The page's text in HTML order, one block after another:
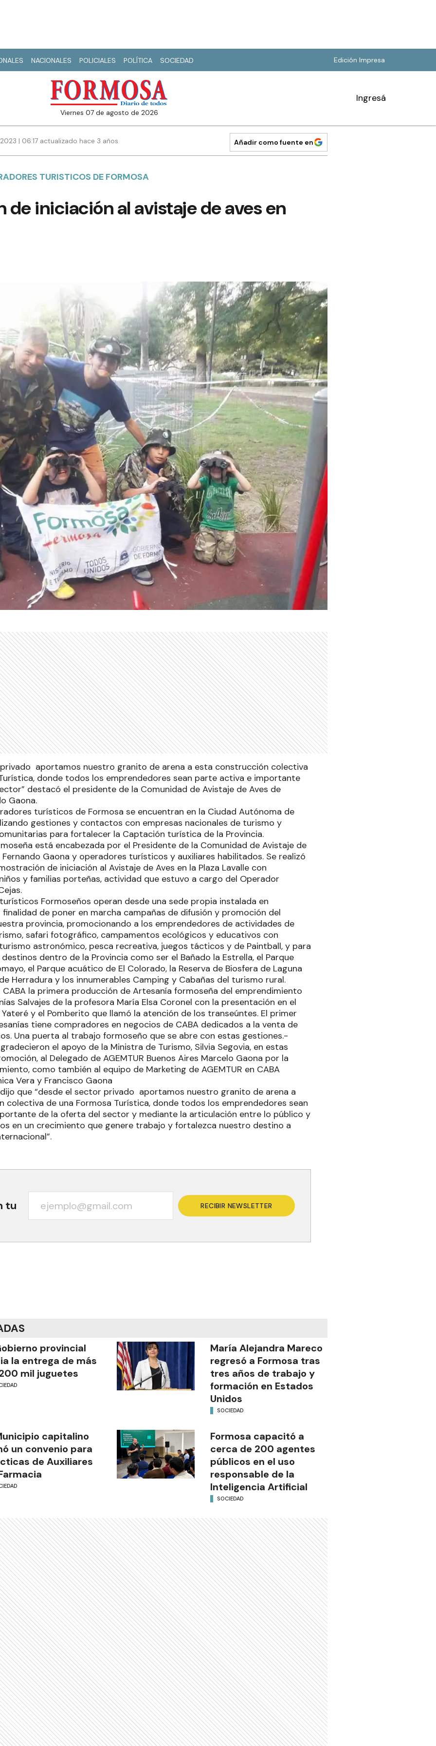
NACIONALES POLICIALES POLÍTICA SOCIEDAD Edición Impresa
viernes 07 de agosto de 2026
Ingresá
| 06:17 actualizado hace 3 años Añadir como fuente en
TURISTICOS DE FORMOSA
iniciación al avistaje de aves en
aportamos nuestro granito de arena a esta construcción colectiva
donde todos los emprendedores sean parte activa e importante
destacó el presidente de la Comunidad de Avistaje de Aves de
Gaona.
turísticos de Formosa se encuentran en la Ciudad Autónoma de
gestiones y contactos con empresas nacionales de turismo y
para fortalecer la Captación turística de la Provincia.
está encabezada por el Presidente de la Comunidad de Avistaje de
Fernando Gaona y operadores turísticos y auxiliares habilitados. Se realizó
de iniciación al Avistaje de Aves en la Plaza Lavalle con
y familias porteñas, actividad que estuvo a cargo del Operador
Formoseños operan desde una sede propia instalada en
finalidad de poner en marcha campañas de difusión y promoción del
provincia, promocionando a los emprendedores de actividades de
safari fotográfico, campamentos ecológicos y educativos con
astronómico, pesca recreativa, juegos tácticos y de Paintball, y para
dentro de la Provincia como ser el Bañado la Estrella, el Parque
el Parque acuático de El Colorado, la Reserva de Biosfera de Laguna
Herradura y los innumerables Camping y Cabañas del turismo rural.
CABA la primera producción de Artesanía formoseña del emprendimiento
Salvajes de la profesora María Elsa Coronel con la presentación en el
y el Pomberito que llamó la atención de los transeúntes. El primer
tiene compradores en negocios de CABA dedicados a la venta de
Una puerta al trabajo formoseño que se abre con estas gestiones.-
el apoyo de la Ministra de Turismo, Silvia Segovia, en estas
al Delegado de AGEMTUR Buenos Aires Marcelo Gaona por la
como también al equipo de Marketing de AGEMTUR en CABA
Vera y Francisco Gaona
que “desde el sector privado aportamos nuestro granito de arena a
colectiva de una Formosa Turística, donde todos los emprendedores sean
de la oferta del sector y mediante la articulación entre lo público y
en un crecimiento que genere trabajo y fortalezca nuestro destino a
tu RECIBIR NEWSLETTER
provincial
la entrega de más
mil juguetes
María Alejandra Mareco
regresó a Formosa tras
tres años de trabajo y
formación en Estados
Unidos
SOCIEDAD
capitalino
un convenio para
de Auxiliares
Formosa capacitó a
cerca de 200 agentes
públicos en el uso
responsable de la
Inteligencia Artificial
SOCIEDAD